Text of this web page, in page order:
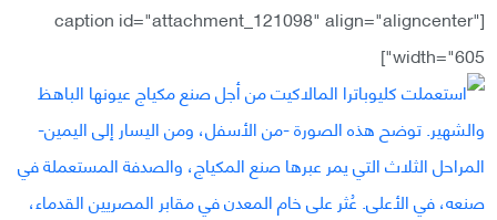
[caption id="attachment_121098" align="aligncenter"
width="605"]